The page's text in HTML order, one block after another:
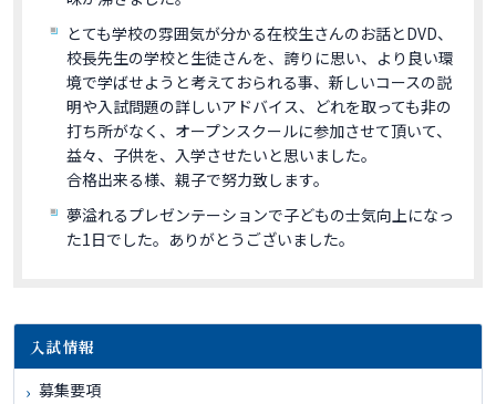
とても学校の雰囲気が分かる在校生さんのお話とDVD、
校長先生の学校と生徒さんを、誇りに思い、より良い環
境で学ばせようと考えておられる事、新しいコースの説
明や入試問題の詳しいアドバイス、どれを取っても非の
打ち所がなく、オープンスクールに参加させて頂いて、
益々、子供を、入学させたいと思いました。
合格出来る様、親子で努力致します。
夢溢れるプレゼンテーションで子どもの士気向上になっ
た1日でした。ありがとうございました。
入試情報
募集要項